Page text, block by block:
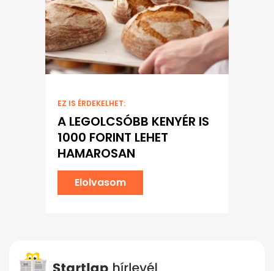
EZ IS ÉRDEKELHET:
A LEGOLCSÓBB KENYÉR IS
1000 FORINT LEHET
HAMAROSAN
Elolvasom